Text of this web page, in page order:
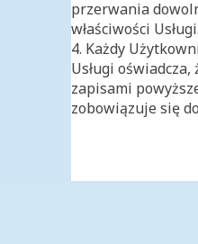
przerwania
właściwości Usługi.
4. Każdy
Usługi oświadcza,
zapisami
zobowiązuje się